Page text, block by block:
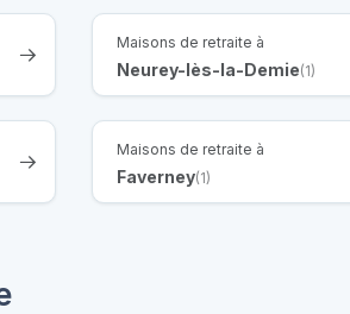
Maisons de retraite à
Neurey-lès-la-Demie(1)
Maisons de retraite à
Faverney(1)